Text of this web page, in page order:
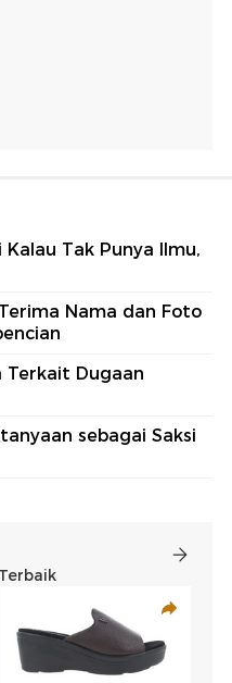
Tak Punya Ilmu,
Nama dan Foto
Terkait Dugaan
sebagai Saksi